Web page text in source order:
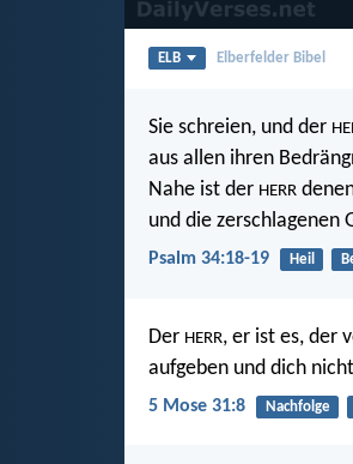
ELB Elberfelder Bibel
Sie schreien, und der
aus allen ihren
Nahe ist der HERR
und die zerschlagenen
Psalm 34:18-19 Heil
Der HERR, er ist es, der
aufgeben und dich
5 Mose 31:8 Nachfolge